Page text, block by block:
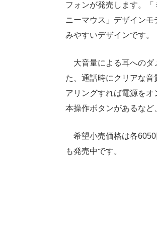
フォンが発売します。
ニーマウス」デザイン
みやすいデザインです。
大音量による耳へのダ
た、通話時にクリアな
アリングすれば電源を
本操作ボタンがあるなど
希望小売価格は各6050
も発売中です。